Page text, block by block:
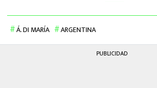
Á. DI MARÍA ARGENTINA
PUBLICIDAD